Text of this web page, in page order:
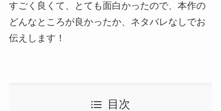
すごく良くて、とても面白かったので、本作の
どんなところが良かったか、ネタバレなしでお
伝えします！
目次